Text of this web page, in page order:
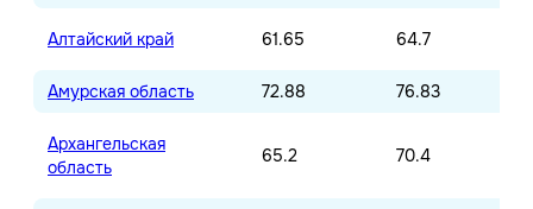
Алтайский край 61.65 64.7
Амурская область 72.88 76.83
Архангельская
область
65.2 70.4